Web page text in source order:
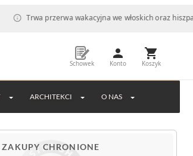
Trwa przerwa wakacyjna we włoskich oraz
Schowek Konto Koszyk
ARCHITEKCI O NAS
ZAKUPY CHRONIONE